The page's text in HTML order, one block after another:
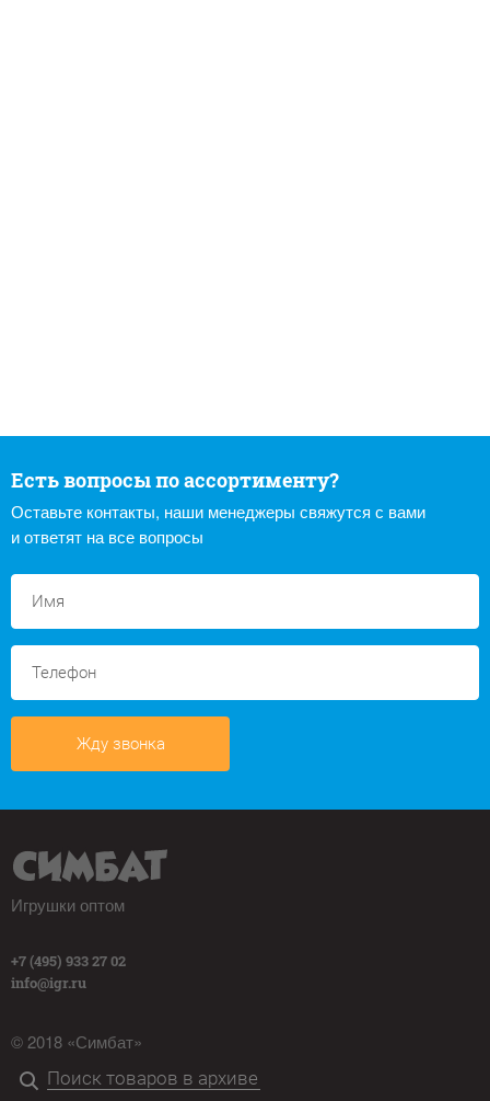
Есть вопросы по ассортименту?
Оставьте контакты, наши менеджеры свяжутся с вами
и ответят на все вопросы
Жду звонка
Игрушки оптом
+7 (495) 933 27 02
info@igr.ru
© 2018 «Симбат»